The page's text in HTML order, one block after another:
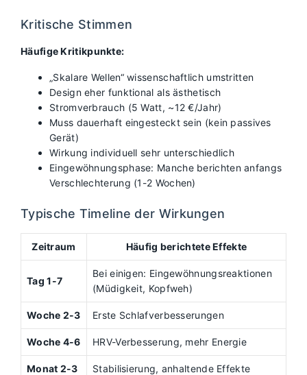
Kritische Stimmen
Häufige Kritikpunkte:
„Skalare Wellen“ wissenschaftlich umstritten
Design eher funktional als ästhetisch
Stromverbrauch (5 Watt, ~12 €/Jahr)
Muss dauerhaft eingesteckt sein (kein passives
Gerät)
Wirkung individuell sehr unterschiedlich
Eingewöhnungsphase: Manche berichten anfangs
Verschlechterung (1-2 Wochen)
Typische Timeline der Wirkungen
Zeitraum Häufig berichtete Effekte
Tag 1-7
Bei einigen: Eingewöhnungsreaktionen
(Müdigkeit, Kopfweh)
Woche 2-3 Erste Schlafverbesserungen
Woche 4-6 HRV-Verbesserung, mehr Energie
Monat 2-3 Stabilisierung, anhaltende Effekte